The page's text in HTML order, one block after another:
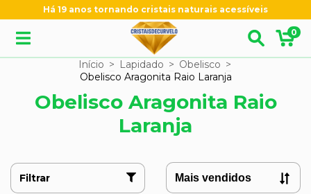
Há 19 anos tornando cristais naturais acessíveis
0
Início > Lapidado > Obelisco >
Obelisco Aragonita Raio Laranja
Obelisco Aragonita Raio
Laranja
Filtrar